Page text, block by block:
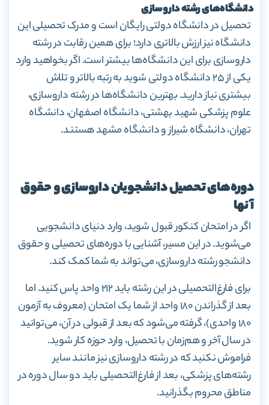
دانشگاه‌های رشته داروسازی
تحصیل در دانشگاه دولتی رایگان است و مدرک تحصیلی این
دانشگاه نیز ارزش بالاتری دارد؛ برای همین رقابت در رشته
داروسازی برای این دانشگاه‌ها بیشتر است. اگر بخواهید وارد
یکی از ۲۵ دانشگاه دولتی شوید به رتبه بالاتر و تلاش
بیشتری نیاز دارید. بهترین دانشگاه‌ها در رشته داروسازی،
علوم پزشکی شهید بهشتی، دانشگاه اصفهان، دانشگاه
تهران، دانشگاه شیراز و دانشگاه مشهد هستند.
دوره‌های تحصیل دانشجویان داروسازی و حقوق
آنها
اگر در امتحان کنکور قبول شوید، وارد دنیای دانشجویی
می‌شوید. در این مسیر، آشنایی با دوره‌های تحصیلی و حقوق
دانشجو رشته داروسازی، می‌تواند به شما کمک کند.
برای فارغ‌التحصیلی در این رشته باید ۲۱۲ واحد پاس کنید. اما
بعد از گذراندن ۱۸۰ واحد از شما یک امتحان (معروف به آزمون
۱۸۰ واحدی)، گرفته می‌شود که بعد از قبولی در آن، می‌توانید
در سال آخر و هم‌زمان با تحصیل، وارد حوزه کار شوید.
فراموش نکنید که در رشته داروسازی نیز مانند سایر
رشته‌های پزشکی، بعد از فارغ‌التحصیلی باید دو سال دوره در
مناطق محروم بگذرانید.